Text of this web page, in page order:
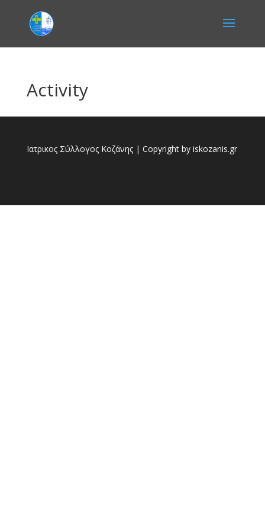
Activity
Ιατρικος Σύλλογος Κοζάνης | Copyright by iskozanis.gr